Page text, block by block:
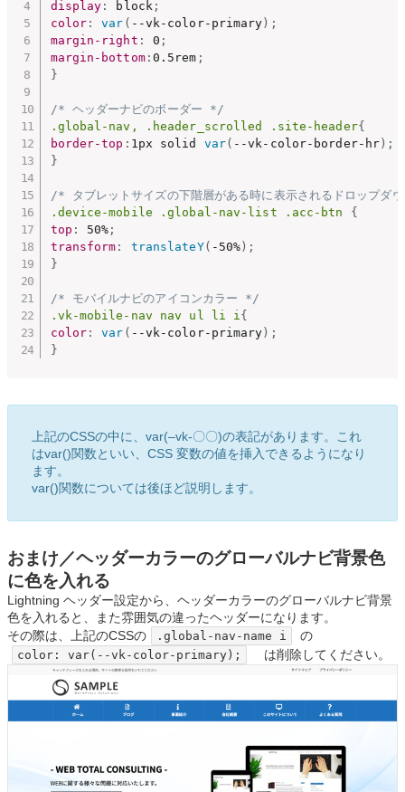
display : block ;
color : var ( --vk-color-primary) ;
margin-right : 0 ;
margin-bottom: 0.5rem ;
}
/* ヘッダーナビのボーダー */
.global-nav, .header_scrolled .site-header{
border-top : 1px solid var( --vk-color-border-hr) ;
}
/* タブレットサイズの下階層がある時に表示されるドロップダ
.device-mobile .global-nav-list .acc-btn
{
top : 50% ;
transform : translateY( -50%) ;
}
/* モバイルナビのアイコンカラー */
.vk-mobile-nav nav ul li i {
color : var ( --vk-color-primary) ;
}
上記のCSSの中に、var(–vk-〇〇)の表記があります。これ
はvar()関数といい、CSS 変数の値を挿入できるようになり
ます。
var()関数については後ほど説明します。
おまけ／ヘッダーカラーのグローバルナビ背景色
に色を入れる
Lightning ヘッダー設定から、ヘッダーカラーのグローバルナビ背景
色を入れると、また雰囲気の違ったヘッダーになります。
その際は、上記のCSSの
.global-nav-name i の
color: var(--vk-color-primary); は削除してください。